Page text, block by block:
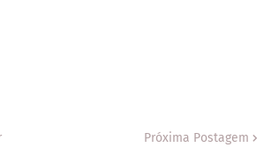
Próxima Postagem